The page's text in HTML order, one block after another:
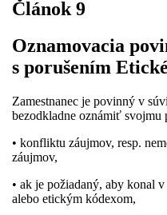
Článok 9
Oznamovacia
s porušením
Zamestnanec je povinný v
bezodkladne oznámiť svojmu
• konfliktu záujmov, resp.
záujmov,
• ak je požiadaný, aby konal
alebo etickým kódexom,